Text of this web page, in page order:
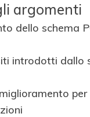
argomenti
dello schema
introdotti dallo
per